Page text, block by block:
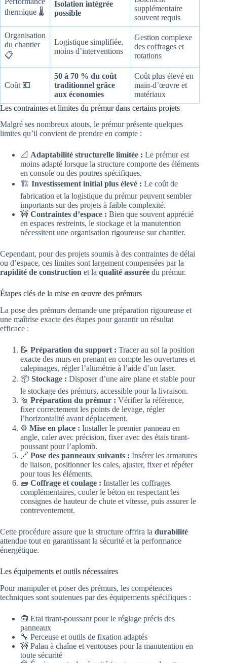
thermique 🌡️
Isolation intégrée
possible
supplémentaire
souvent requis
Organisation
du chantier
📋
Logistique simplifiée,
moins d’interventions
Gestion complexe
des coffrages et
rotations
Coût 💶
50 à 70 % du coût
traditionnel grâce
aux économies
Coût plus élevé en
main-d’œuvre et
matériaux
Les contraintes et limites du prémur dans certains projets
Malgré ses nombreux atouts, le prémur présente quelques
limites qu’il convient de prendre en compte :
📐 Adaptabilité structurelle limitée : Le prémur est
moins adapté lorsque la structure comporte des éléments
en console ou des poutres spécifiques.
🏗️ Investissement initial plus élevé : Le coût de
fabrication et la logistique du prémur peuvent sembler
importants sur des projets à faible complexité.
🚧 Contraintes d’espace : Bien que souvent apprécié
en espaces restreints, le stockage et la manutention
nécessitent une organisation rigoureuse sur chantier.
Cependant, pour des projets soumis à des contraintes de délai
ou d’espace, ces limites sont largement compensées par la
rapidité de construction et la qualité assurée du prémur.
Étapes clés de la mise en œuvre des prémurs
La pose des prémurs demande une préparation rigoureuse et
une maîtrise exacte des étapes pour garantir un résultat
efficace :
📝 Préparation du support : Tracer au sol la position
exacte des murs en prenant en compte les ouvertures et
calepinages, régler l’altimétrie à l’aide d’un laser.
📦 Stockage : Disposer d’une aire plane et stable pour
le stockage des prémurs, accessible pour la livraison.
🔩 Préparation du prémur : Vérifier la référence,
fixer correctement les points de levage, régler
l’horizontalité avant déplacement.
⚙️ Mise en place : Installer le premier panneau en
angle, caler avec précision, fixer avec des étais tirant-
poussant pour l’aplomb.
🔗 Pose des panneaux suivants : Insérer les armatures
de liaison, positionner les cales, ajuster, fixer et répéter
pour tous les éléments.
🧱 Coffrage et coulage : Installer les coffrages
complémentaires, couler le béton en respectant les
consignes de hauteur de chute et vitesse, puis assurer le
contreventement.
Cette procédure assure que la structure offrira la durabilité
attendue tout en garantissant la sécurité et la performance
énergétique.
Les équipements et outils nécessaires
Pour manipuler et poser des prémurs, les compétences
techniques sont soutenues par des équipements spécifiques :
🧰 Etai tirant-poussant pour le réglage précis des
panneaux
🔧 Perceuse et outils de fixation adaptés
🚧 Palan à chaîne et ventouses pour la manutention en
toute sécurité